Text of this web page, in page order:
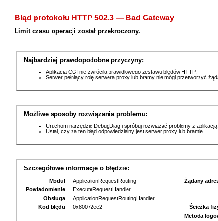
Błąd protokołu HTTP 502.3 — Bad Gateway
Limit czasu operacji został przekroczony.
Najbardziej prawdopodobne przyczyny:
Aplikacja CGI nie zwróciła prawidłowego zestawu błędów HTTP.
Serwer pełniący rolę serwera proxy lub bramy nie mógł przetworzyć
Możliwe sposoby rozwiązania problemu:
Uruchom narzędzie DebugDiag i spróbuj rozwiązać problemy z
Ustal, czy za ten błąd odpowiedzialny jest serwer proxy lub bramie.
Szczegółowe informacje o błędzie:
Moduł
ApplicationRequestRouting
Powiadomienie
ExecuteRequestHandler
Obsługa
ApplicationRequestRoutingHandler
Kod błędu
0x80072ee2
Żądany
Ścieżka
Metoda